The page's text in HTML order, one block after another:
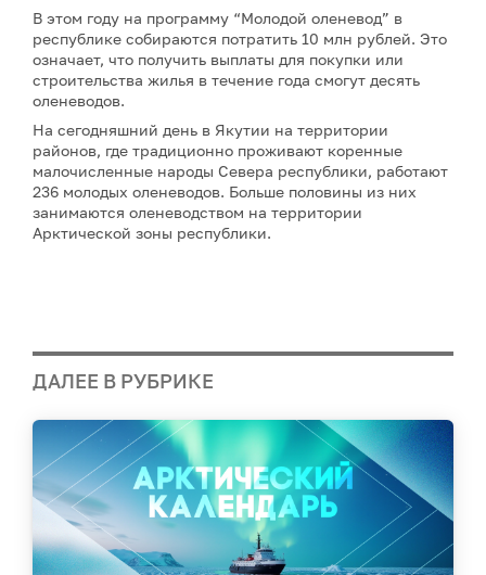
В этом году на программу “Молодой оленевод” в
республике собираются потратить 10 млн рублей. Это
означает, что получить выплаты для покупки или
строительства жилья в течение года смогут десять
оленеводов.
На сегодняшний день в Якутии на территории
районов, где традиционно проживают коренные
малочисленные народы Севера республики, работают
236 молодых оленеводов. Больше половины из них
занимаются оленеводством на территории
Арктической зоны республики.
ДАЛЕЕ В РУБРИКЕ